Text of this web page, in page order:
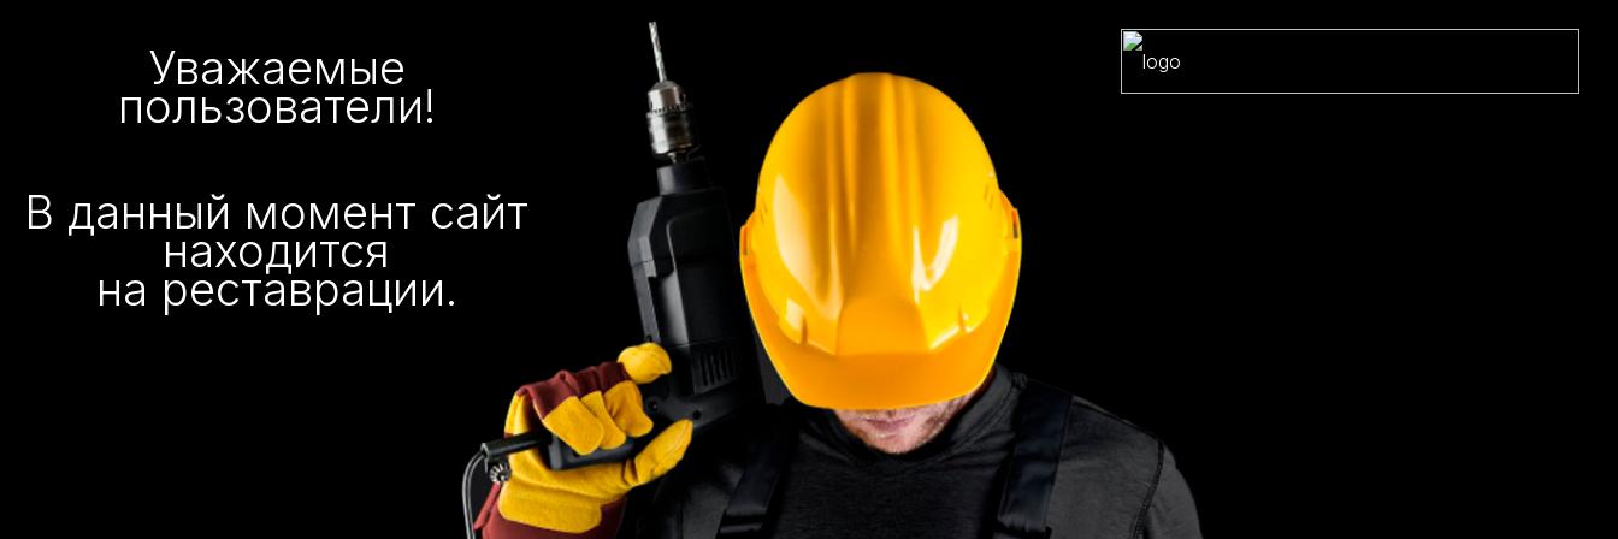
Уважаемые
пользователи!
В данный момент сайт
находится
на реставрации.